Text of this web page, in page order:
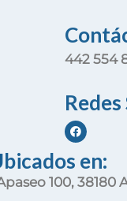
442 554
en:
100, 38180